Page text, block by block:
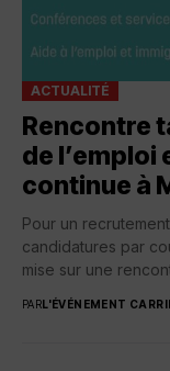
ACTUALITÉ
Rencontre
de l’emploi
continue à
Pour un
candidatures par
mise sur une
PARL'ÉVÉNEMENT